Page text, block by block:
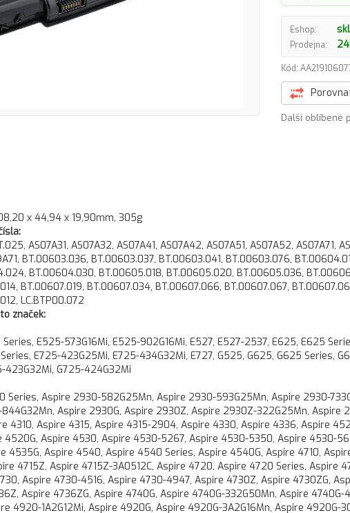
Eshop:
Prodejna:
Kód:
Další oblíbené
x 44,94 x 19,90mm, 305g
AS07A31, AS07A32, AS07A41, AS07A42, AS07A51, AS07A52, AS07A71,
BT.00603.036, BT.00603.037, BT.00603.041, BT.00603.076,
BT.00604.030, BT.00605.018, BT.00605.020, BT.00605.036,
BT.00607.019, BT.00607.034, BT.00607.066, BT.00607.067,
LC.BTP00.072
značek:
E525-573G16Mi, E525-902G16Mi, E527, E527-2537, E625, E625
E725-423G25Mi, E725-434G32Mi, E727, G525, G625, G625 Series,
423G32Mi, G725-424G32Mi
Series, Aspire 2930-582G25Mn, Aspire 2930-593G25Mn, Aspire 2930-
Aspire 2930G, Aspire 2930Z, Aspire 2930Z-322G25Mn, Aspire
4310, Aspire 4315, Aspire 4315-2904, Aspire 4330, Aspire 4336, Aspire
4520G, Aspire 4530, Aspire 4530-5267, Aspire 4530-5350, Aspire 4530-
4535G, Aspire 4540, Aspire 4540 Series, Aspire 4540G, Aspire 4710,
4715Z, Aspire 4715Z-3A0512C, Aspire 4720, Aspire 4720 Series, Aspire
Aspire 4730-4516, Aspire 4730-4947, Aspire 4730Z, Aspire 4730ZG,
Aspire 4736ZG, Aspire 4740G, Aspire 4740G-332G50Mn, Aspire
4920-1A2G12Mi, Aspire 4920G, Aspire 4920G-3A2G16Mn, Aspire 4920G-